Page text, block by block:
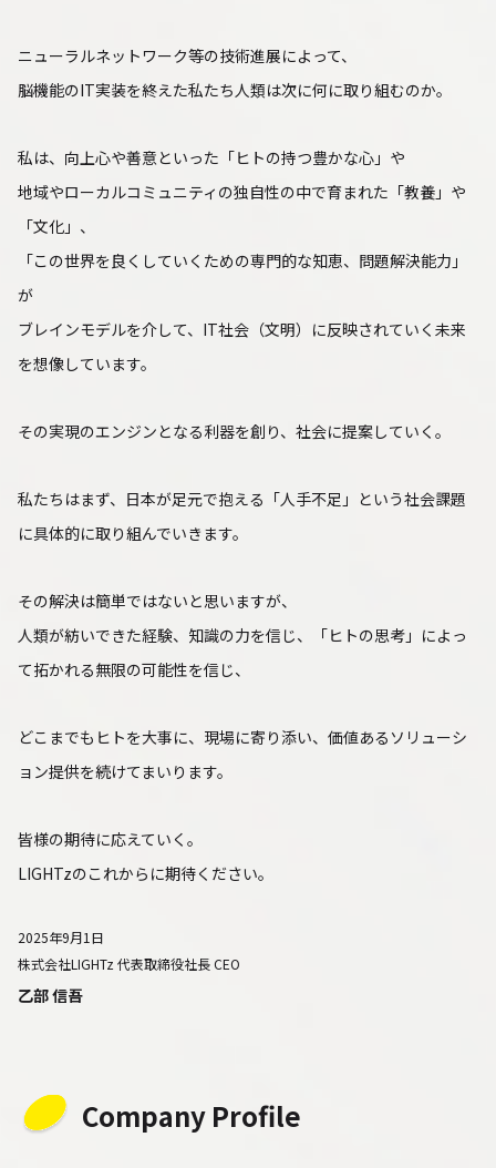
ニューラルネットワーク等の技術進展によって、
脳機能のIT実装を終えた私たち人類は次に何に取り組むのか。
私は、向上心や善意といった「ヒトの持つ豊かな心」や
地域やローカルコミュニティの独自性の中で育まれた「教養」や
「文化」、
「この世界を良くしていくための専門的な知恵、問題解決能力」
が
ブレインモデルを介して、IT社会（文明）に反映されていく未来
を想像しています。
その実現のエンジンとなる利器を創り、社会に提案していく。
私たちはまず、日本が足元で抱える「人手不足」という社会課題
に具体的に取り組んでいきます。
その解決は簡単ではないと思いますが、
人類が紡いできた経験、知識の力を信じ、「ヒトの思考」によっ
て拓かれる無限の可能性を信じ、
どこまでもヒトを大事に、現場に寄り添い、価値あるソリューシ
ョン提供を続けてまいります。
皆様の期待に応えていく。
LIGHTzのこれからに期待ください。
2025年9月1日
株式会社LIGHTz 代表取締役社長 CEO
乙部 信吾
Company Profile